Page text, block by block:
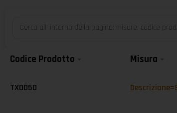
Codice Prodotto Misura
TX0050